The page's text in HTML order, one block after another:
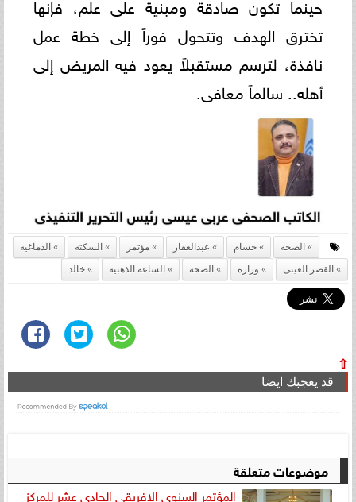
تخترق الهدف وتتحول فوراً إلى خطة عمل
نافذة، لترسم مستقبلاً يعود فيه المريض إلى
أهله.. سالماً معافى.
الصحه حسام عبدالغفار مؤتمر السكته
الدماغيه
القصر العينى
وزارة الصحه الساعه الذهبيه خالد
⇧
قد يعجبك ايضا
موضوعات متعلقة
المؤتمر السنوى الافريقى الحادى عشر للمركز